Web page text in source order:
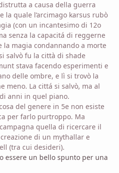
a causa della guerra
la quale l’arcimago karsus rubò
(con un incantesimo di 12o
senza la capacitá di reggerne
la magia condannando a morte
salvò fu la città di shade
stava facendo esperimenti e
delle ombre, e lì si trovò la
meno. La cittá si salvò, ma al
anni in quel piano.
del genere in 5e non esiste
per farlo purtroppo. Ma
quella di ricercare il
di un mythallar e
(tra cui desideri).
essere un bello spunto per una